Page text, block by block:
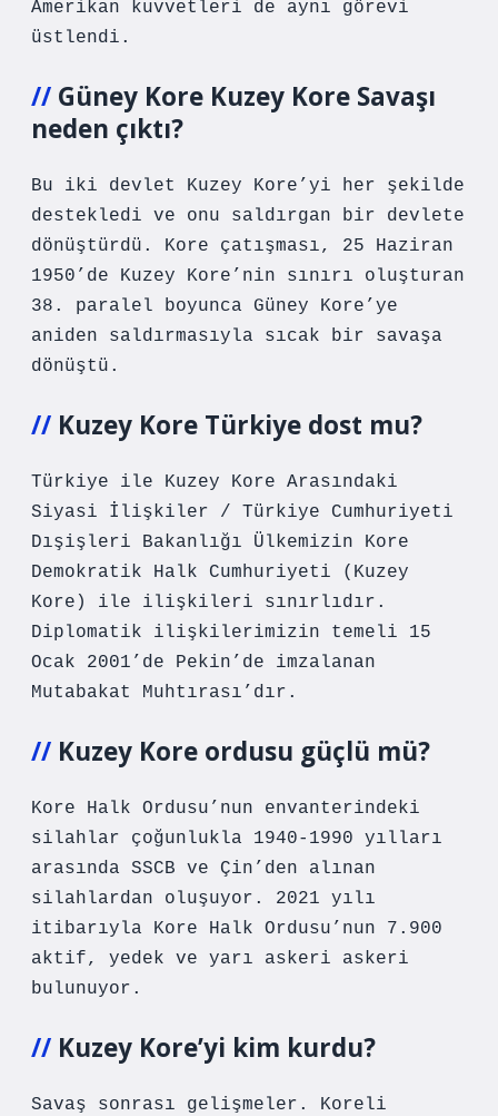
Amerikan kuvvetleri de aynı görevi
üstlendi.
Güney Kore Kuzey Kore Savaşı
neden çıktı?
Bu iki devlet Kuzey Kore’yi her şekilde
destekledi ve onu saldırgan bir devlete
dönüştürdü. Kore çatışması, 25 Haziran
1950’de Kuzey Kore’nin sınırı oluşturan
38. paralel boyunca Güney Kore’ye
aniden saldırmasıyla sıcak bir savaşa
dönüştü.
Kuzey Kore Türkiye dost mu?
Türkiye ile Kuzey Kore Arasındaki
Siyasi İlişkiler / Türkiye Cumhuriyeti
Dışişleri Bakanlığı Ülkemizin Kore
Demokratik Halk Cumhuriyeti (Kuzey
Kore) ile ilişkileri sınırlıdır.
Diplomatik ilişkilerimizin temeli 15
Ocak 2001’de Pekin’de imzalanan
Mutabakat Muhtırası’dır.
Kuzey Kore ordusu güçlü mü?
Kore Halk Ordusu’nun envanterindeki
silahlar çoğunlukla 1940-1990 yılları
arasında SSCB ve Çin’den alınan
silahlardan oluşuyor. 2021 yılı
itibarıyla Kore Halk Ordusu’nun 7.900
aktif, yedek ve yarı askeri askeri
bulunuyor.
Kuzey Kore’yi kim kurdu?
Savaş sonrası gelişmeler. Koreli